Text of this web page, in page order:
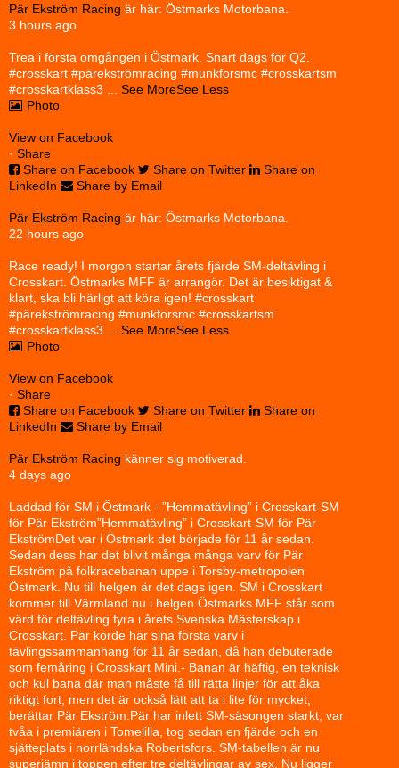
Pär Ekström Racing är här: Östmarks Motorbana.
3 hours ago
Trea i första omgången i Östmark. Snart dags för Q2.
#crosskart #pärekströmracing #munkforsmc #crosskartsm
#crosskartklass3
See MoreSee Less
Photo
View on Facebook
· Share
Share on Facebook
Share on Twitter
Share on
LinkedIn
Share by Email
Pär Ekström Racing är här: Östmarks Motorbana.
22 hours ago
Race ready! I morgon startar årets fjärde SM-deltävling i
Crosskart. Östmarks MFF är arrangör. Det är besiktigat &
klart, ska bli härligt att köra igen! #crosskart
#pärekströmracing #munkforsmc #crosskartsm
#crosskartklass3
See MoreSee Less
Photo
View on Facebook
· Share
Share on Facebook
Share on Twitter
Share on
LinkedIn
Share by Email
Pär Ekström Racing känner sig motiverad.
4 days ago
Laddad för SM i Östmark - ”Hemmatävling” i Crosskart-SM
för Pär Ekström”Hemmatävling” i Crosskart-SM för Pär
EkströmDet var i Östmark det började för 11 år sedan.
Sedan dess har det blivit många många varv för Pär
Ekström på folkracebanan uppe i Torsby-metropolen
Östmark. Nu till helgen är det dags igen. SM i Crosskart
kommer till Värmland nu i helgen. Östmarks MFF står som
värd för deltävling fyra i årets Svenska Mästerskap i
Crosskart. Pär körde här sina första varv i
tävlingssammanhang för 11 år sedan, då han debuterade
som femåring i Crosskart Mini. - Banan är häftig, en teknisk
och kul bana där man måste få till rätta linjer för att åka
riktigt fort, men det är också lätt att ta i lite för mycket,
berättar Pär Ekström. Pär har inlett SM-säsongen starkt, var
tvåa i premiären i Tomelilla, tog sedan en fjärde och en
sjätteplats i norrländska Robertsfors. SM-tabellen är nu
superjämn i toppen efter tre deltävlingar av sex. Nu ligger